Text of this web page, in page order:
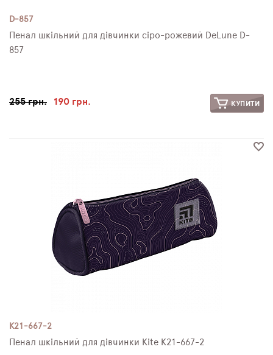
D-857
Пенал шкільний для дівчинки сіро-рожевий DeLune D-
857
255 грн. 190 грн. КУПИТИ
K21-667-2
Пенал шкільний для дівчинки Kite K21-667-2